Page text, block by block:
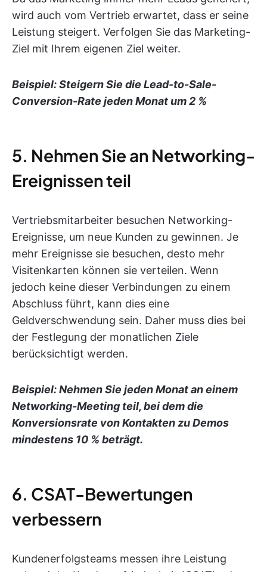
wird auch vom Vertrieb erwartet, dass er seine
Leistung steigert. Verfolgen Sie das Marketing-
Ziel mit Ihrem eigenen Ziel weiter.
Beispiel: Steigern Sie die Lead-to-Sale-
Conversion-Rate jeden Monat um 2 %
5. Nehmen Sie an Networking-
Ereignissen teil
Vertriebsmitarbeiter besuchen Networking-
Ereignisse, um neue Kunden zu gewinnen. Je
mehr Ereignisse sie besuchen, desto mehr
Visitenkarten können sie verteilen. Wenn
jedoch keine dieser Verbindungen zu einem
Abschluss führt, kann dies eine
Geldverschwendung sein. Daher muss dies bei
der Festlegung der monatlichen Ziele
berücksichtigt werden.
Beispiel: Nehmen Sie jeden Monat an einem
Networking-Meeting teil, bei dem die
Konversionsrate von Kontakten zu Demos
mindestens 10 % beträgt.
6. CSAT-Bewertungen
verbessern
Kundenerfolgsteams messen ihre Leistung